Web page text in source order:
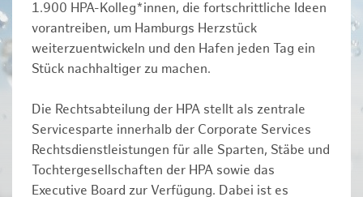
1.900 HPA-Kolleg*innen, die fortschrittliche Ideen
vorantreiben, um Hamburgs Herzstück
weiterzuentwickeln und den Hafen jeden Tag ein
Stück nachhaltiger zu machen.
Die Rechtsabteilung der HPA stellt als zentrale
Servicesparte innerhalb der Corporate Services
Rechtsdienstleistungen für alle Sparten, Stäbe und
Tochtergesellschaften der HPA sowie das
Executive Board zur Verfügung. Dabei ist es